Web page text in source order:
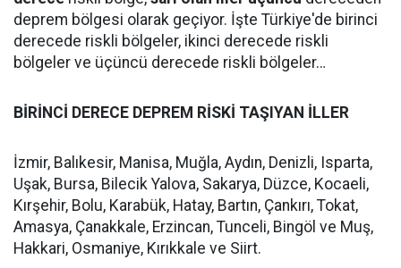
deprem bölgesi olarak geçiyor. İşte Türkiye'de birinci
derecede riskli bölgeler, ikinci derecede riskli
bölgeler ve üçüncü derecede riskli bölgeler…
BİRİNCİ DERECE DEPREM RİSKİ TAŞIYAN İLLER
İzmir, Balıkesir, Manisa, Muğla, Aydın, Denizli, Isparta,
Uşak, Bursa, Bilecik Yalova, Sakarya, Düzce, Kocaeli,
Kırşehir, Bolu, Karabük, Hatay, Bartın, Çankırı, Tokat,
Amasya, Çanakkale, Erzincan, Tunceli, Bingöl ve Muş,
Hakkari, Osmaniye, Kırıkkale ve Siirt.